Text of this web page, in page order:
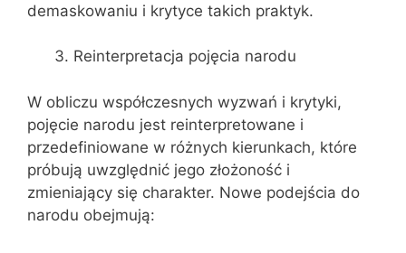
demaskowaniu i krytyce takich praktyk.
Reinterpretacja pojęcia narodu
W obliczu współczesnych wyzwań i krytyki,
pojęcie narodu jest reinterpretowane i
przedefiniowane w różnych kierunkach, które
próbują uwzględnić jego złożoność i
zmieniający się charakter. Nowe podejścia do
narodu obejmują: